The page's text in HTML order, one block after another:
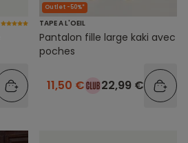
Outlet -50%*
TAPE A L'OEIL
Pantalon fille large kaki avec
poches
11,50 € 22,99 €